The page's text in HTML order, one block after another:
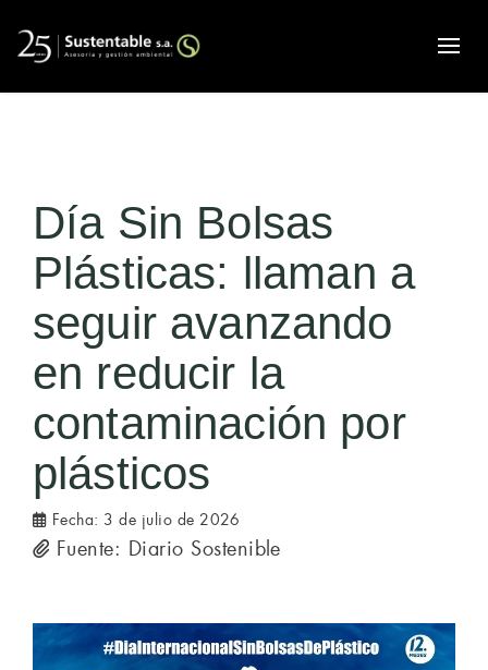
Día Sin Bolsas
Plásticas: llaman a
seguir avanzando
en reducir la
contaminación por
plásticos
Fecha: 3 de julio de 2026
Fuente: Diario Sostenible